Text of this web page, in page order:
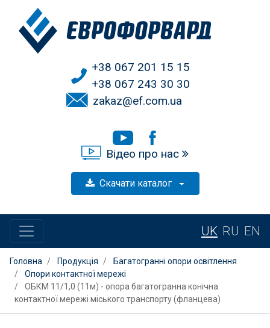
+38 067 201 15 15
+38 067 243 30 30
zakaz@ef.com.ua
Відео про нас
Скачати каталог
UK RU EN
Головна Продукція
Багатогранні опори освітлення
Опори контактної мережі
ОБКМ 11/1,0 (11м) - опора багатогранна конічна
контактної мережі міського транспорту (фланцева)